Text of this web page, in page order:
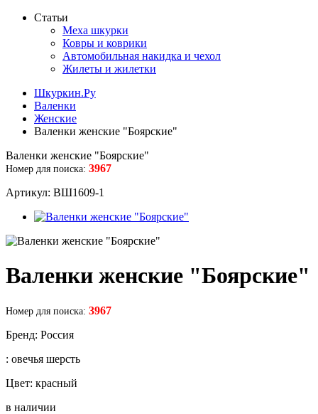
Статьи
Меха шкурки
Ковры и коврики
Автомобильная накидка и чехол
Жилеты и жилетки
Шкуркин.Ру
Валенки
Женские
Валенки женские "Боярские"
Валенки женские "Боярские"
Номер для поиска: 3967
Артикул: ВШ1609-1
Валенки женские "Боярские"
Номер для поиска: 3967
Бренд: Россия
: овечья шерсть
Цвет: красный
в наличии